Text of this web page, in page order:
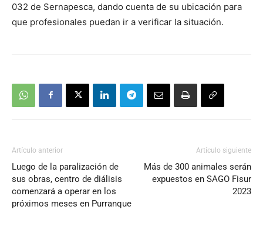
032 de Sernapesca, dando cuenta de su ubicación para
que profesionales puedan ir a verificar la situación.
Artículo anterior
Luego de la paralización de
sus obras, centro de diálisis
comenzará a operar en los
próximos meses en Purranque
Artículo siguiente
Más de 300 animales serán
expuestos en SAGO Fisur
2023